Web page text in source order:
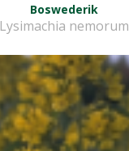
Boswederik
Lysimachia nemorum